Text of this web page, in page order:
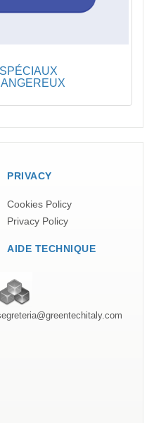
PRIVACY
Cookies Policy
Privacy Policy
AIDE TECHNIQUE